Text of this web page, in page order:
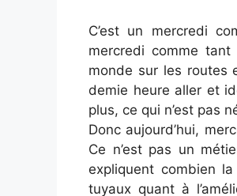
C’est un mercredi
mercredi comme tant
monde sur les routes
demie heure aller et
plus, ce qui n’est pas
Donc aujourd’hui,
Ce n’est pas un
expliquent combien
tuyaux quant à